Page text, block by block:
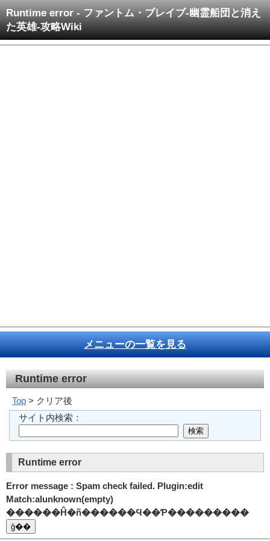
Runtime error - ファントム・ブレイブ-幽霊船団と消え
た英雄-攻略Wiki
メニューの一覧を見る
Runtime error
Top > クリア後
サイト内検索：
Runtime error
Error message : Spam check failed. Plugin:edit
Match:alunknown(empty)
������Ĥ�ñ������Ϥ��Ƥ���������